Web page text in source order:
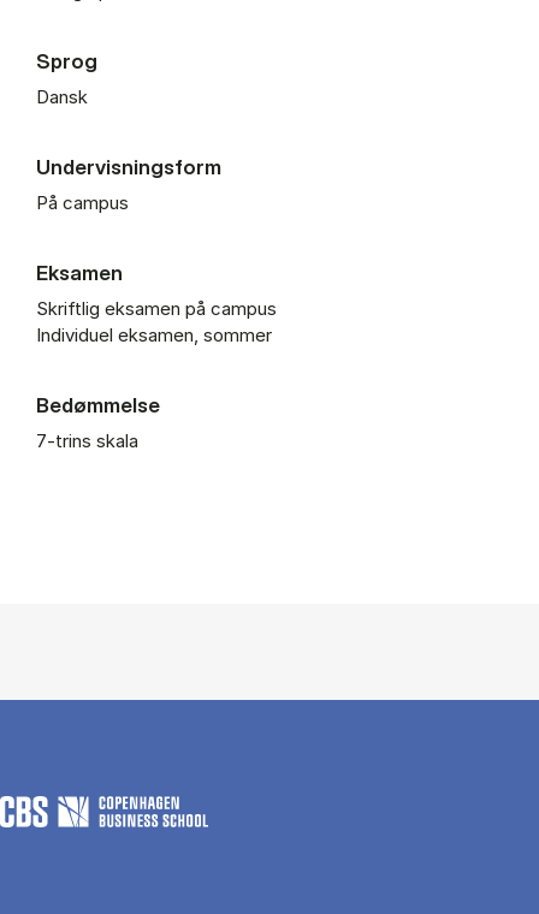
Sprog
Dansk
Undervisningsform
På campus
Eksamen
Skriftlig eksamen på campus
Individuel eksamen, sommer
Bedømmelse
7-trins skala